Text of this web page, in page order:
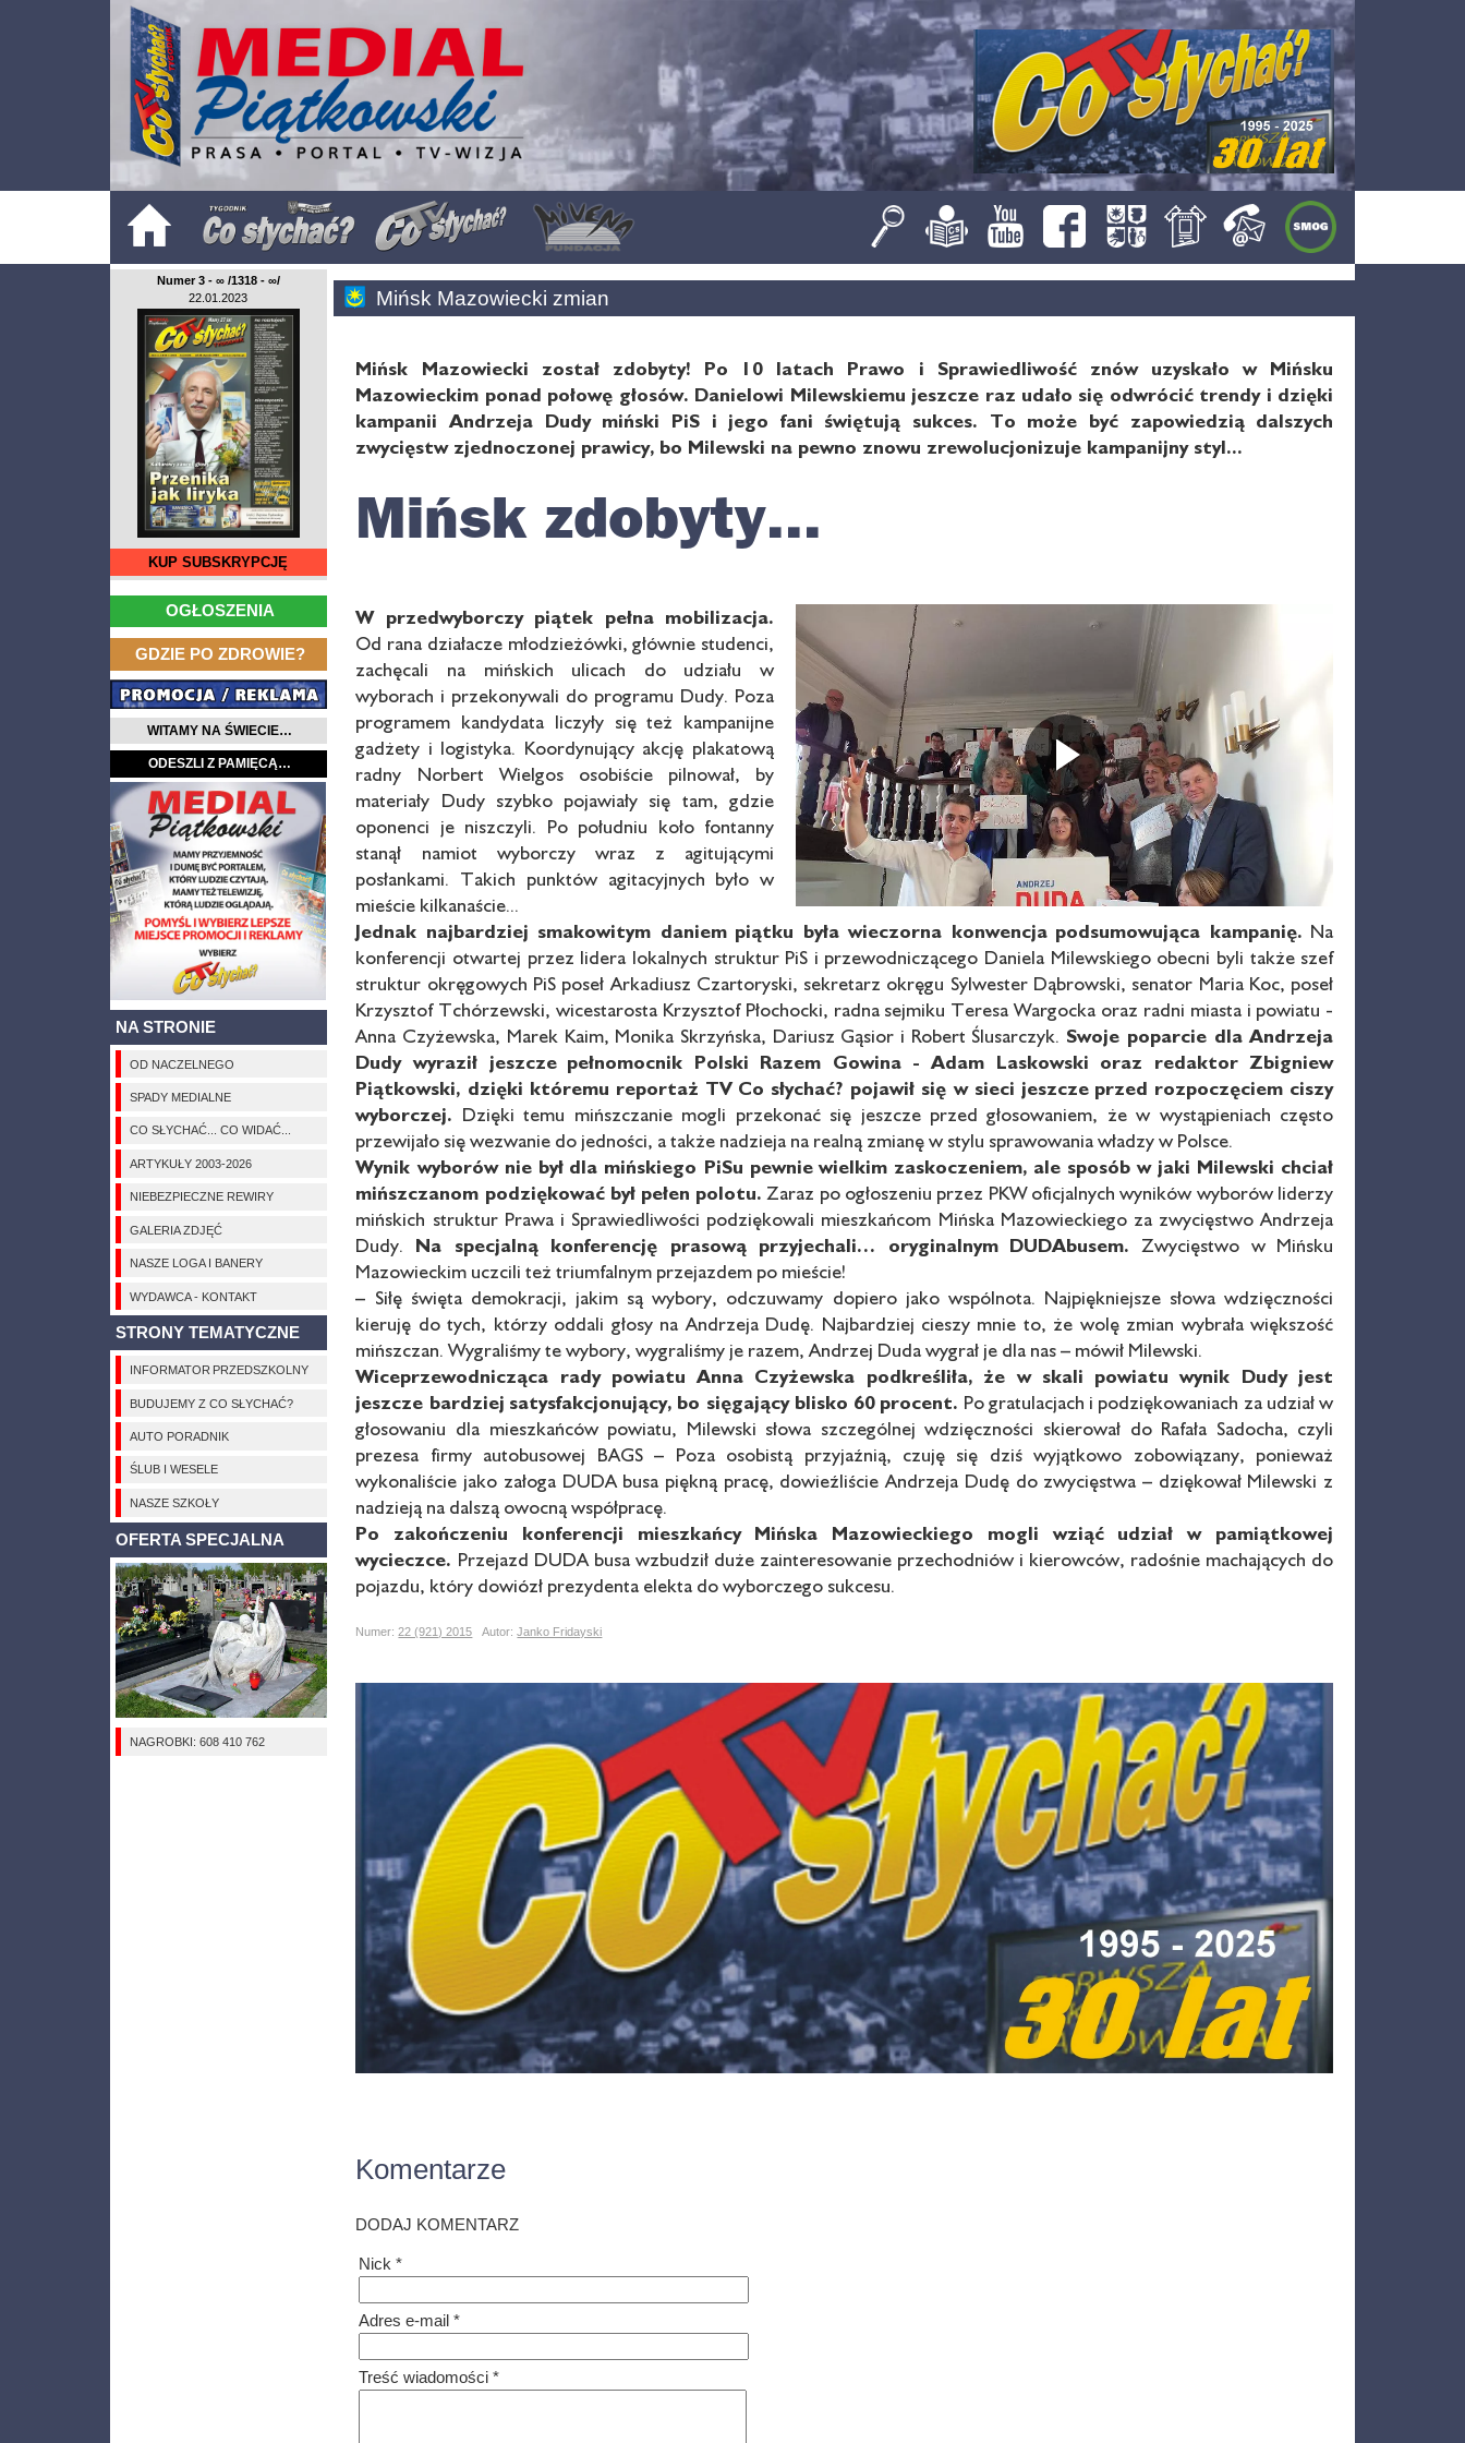
Numer 3 - ∞ /1318 - ∞/
22.01.2023
KUP SUBSKRYPCJĘ
OGŁOSZENIA
GDZIE PO ZDROWIE?
WITAMY NA ŚWIECIE…
ODESZLI Z PAMIĘCĄ…
NA STRONIE
OD NACZELNEGO
SPADY MEDIALNE
CO SŁYCHAĆ... CO WIDAĆ...
ARTYKUŁY 2003-2026
NIEBEZPIECZNE REWIRY
GALERIA ZDJĘĆ
NASZE LOGA I BANERY
WYDAWCA - KONTAKT
STRONY TEMATYCZNE
INFORMATOR PRZEDSZKOLNY
BUDUJEMY Z CO SŁYCHAĆ?
AUTO PORADNIK
ŚLUB I WESELE
NASZE SZKOŁY
OFERTA SPECJALNA
NAGROBKI: 608 410 762
Mińsk Mazowiecki zmian
Mińsk Mazowiecki został zdobyty! Po 10 latach Prawo i Sprawiedliwość znów uzyskało w Mińsku
Mazowieckim ponad połowę głosów. Danielowi Milewskiemu jeszcze raz udało się odwrócić trendy i dzięki
kampanii Andrzeja Dudy miński PiS i jego fani świętują sukces. To może być zapowiedzią dalszych
zwycięstw zjednoczonej prawicy, bo Milewski na pewno znowu zrewolucjonizuje kampanijny styl...
Mińsk zdobyty...
W przedwyborczy piątek pełna mobilizacja.
Od rana działacze młodzieżówki, głównie studenci,
zachęcali na mińskich ulicach do udziału w
wyborach i przekonywali do programu Dudy. Poza
programem kandydata liczyły się też kampanijne
gadżety i logistyka. Koordynujący akcję plakatową
radny Norbert Wielgos osobiście pilnował, by
materiały Dudy szybko pojawiały się tam, gdzie
oponenci je niszczyli. Po południu koło fontanny
stanął namiot wyborczy wraz z agitującymi
posłankami. Takich punktów agitacyjnych było w
mieście kilkanaście...
Jednak najbardziej smakowitym daniem piątku była wieczorna konwencja podsumowująca kampanię. Na
konferencji otwartej przez lidera lokalnych struktur PiS i przewodniczącego Daniela Milewskiego obecni byli także szef
struktur okręgowych PiS poseł Arkadiusz Czartoryski, sekretarz okręgu Sylwester Dąbrowski, senator Maria Koc, poseł
Krzysztof Tchórzewski, wicestarosta Krzysztof Płochocki, radna sejmiku Teresa Wargocka oraz radni miasta i powiatu -
Anna Czyżewska, Marek Kaim, Monika Skrzyńska, Dariusz Gąsior i Robert Ślusarczyk. Swoje poparcie dla Andrzeja
Dudy wyraził jeszcze pełnomocnik Polski Razem Gowina - Adam Laskowski oraz redaktor Zbigniew
Piątkowski, dzięki któremu reportaż TV Co słychać? pojawił się w sieci jeszcze przed rozpoczęciem ciszy
wyborczej. Dzięki temu mińszczanie mogli przekonać się jeszcze przed głosowaniem, że w wystąpieniach często
przewijało się wezwanie do jedności, a także nadzieja na realną zmianę w stylu sprawowania władzy w Polsce.
Wynik wyborów nie był dla mińskiego PiSu pewnie wielkim zaskoczeniem, ale sposób w jaki Milewski chciał
mińszczanom podziękować był pełen polotu. Zaraz po ogłoszeniu przez PKW oficjalnych wyników wyborów liderzy
mińskich struktur Prawa i Sprawiedliwości podziękowali mieszkańcom Mińska Mazowieckiego za zwycięstwo Andrzeja
Dudy. Na specjalną konferencję prasową przyjechali… oryginalnym DUDAbusem. Zwycięstwo w Mińsku
Mazowieckim uczcili też triumfalnym przejazdem po mieście!
– Siłę święta demokracji, jakim są wybory, odczuwamy dopiero jako wspólnota. Najpiękniejsze słowa wdzięczności
kieruję do tych, którzy oddali głosy na Andrzeja Dudę. Najbardziej cieszy mnie to, że wolę zmian wybrała większość
mińszczan. Wygraliśmy te wybory, wygraliśmy je razem, Andrzej Duda wygrał je dla nas – mówił Milewski.
Wiceprzewodnicząca rady powiatu Anna Czyżewska podkreśliła, że w skali powiatu wynik Dudy jest
jeszcze bardziej satysfakcjonujący, bo sięgający blisko 60 procent. Po gratulacjach i podziękowaniach za udział w
głosowaniu dla mieszkańców powiatu, Milewski słowa szczególnej wdzięczności skierował do Rafała Sadocha, czyli
prezesa firmy autobusowej BAGS – Poza osobistą przyjaźnią, czuję się dziś wyjątkowo zobowiązany, ponieważ
wykonaliście jako załoga DUDA busa piękną pracę, dowieźliście Andrzeja Dudę do zwycięstwa – dziękował Milewski z
nadzieją na dalszą owocną współpracę.
Po zakończeniu konferencji mieszkańcy
Mińska Mazowieckiego mogli wziąć udział w pamiątkowej
wycieczce. Przejazd DUDA busa wzbudził duże zainteresowanie przechodniów i kierowców, radośnie machających do
pojazdu, który dowiózł prezydenta elekta do wyborczego sukcesu.
Numer:22 (921) 2015 Autor:Janko Fridayski
Komentarze
DODAJ KOMENTARZ
Nick *
Adres e-mail *
Treść wiadomości *